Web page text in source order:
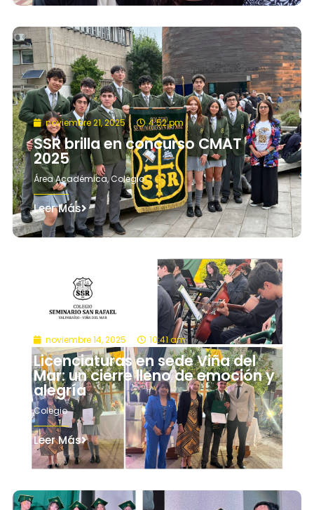
noviembre 21, 2025 4:52 pm
SSR brilla en concurso CMAT
2025
Área Académica,Colegio
Leer Más
noviembre 14, 2025 10:41 am
Licenciaturas en sede Viña del
Mar: un cierre lleno de emoción y
alegría
Colegio
Leer Más